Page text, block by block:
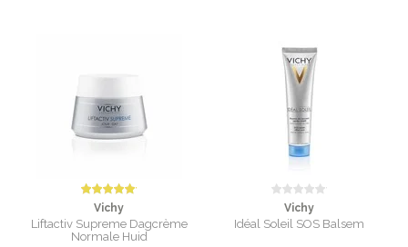
Vichy
Liftactiv Supreme Dagcrème
Normale Huid
Vichy
Idéal Soleil SOS Balsem